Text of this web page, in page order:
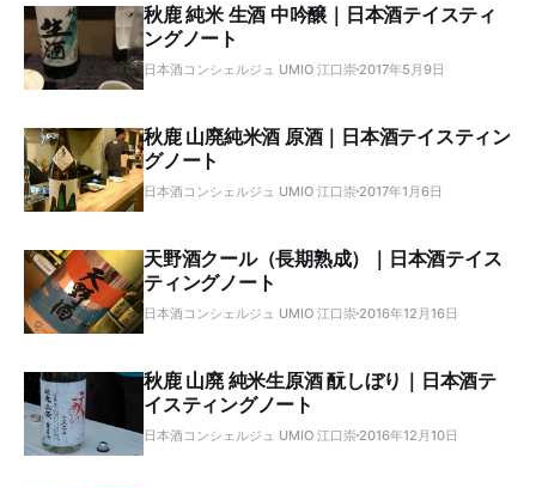
秋鹿 純米 生酒 中吟醸｜日本酒テイスティ
ングノート
日本酒コンシェルジュ UMIO 江口崇 2017年5月9日
秋鹿 山廃純米酒 原酒｜日本酒テイスティン
グノート
日本酒コンシェルジュ UMIO 江口崇 2017年1月6日
天野酒クール（長期熟成）｜日本酒テイス
ティングノート
日本酒コンシェルジュ UMIO 江口崇 2016年12月16日
秋鹿 山廃 純米生原酒 酛しぼり｜日本酒テ
イスティングノート
日本酒コンシェルジュ UMIO 江口崇 2016年12月10日